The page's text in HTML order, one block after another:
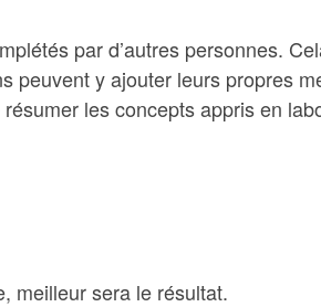
par d’autres personnes.
peuvent y ajouter leurs propres
les concepts appris en
meilleur sera le résultat.